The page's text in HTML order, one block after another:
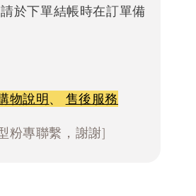
於下單結帳時在訂單備
物說明、 售後服務
粉專聯繫，謝謝]